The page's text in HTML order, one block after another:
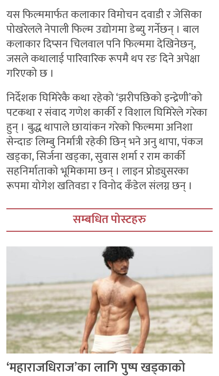
यस फिल्ममार्फत कलाकार विमोचन दवाडी र जेसिका
पोखरेलले नेपाली फिल्म उद्योगमा डेब्यु गर्नेछन् । बाल
कलाकार दिप्सन चिलवाल पनि फिल्ममा देखिनेछन्,
जसले कथालाई पारिवारिक रूपमै थप रङ दिने अपेक्षा
गरिएको छ ।
निर्देशक घिमिरेकै कथा रहेको ‘झरीपछिको इन्द्रेणी’को
पटकथा र संवाद गणेश कार्की र विशाल घिमिरेले गरेका
हुन् । बुद्ध थापाले छायांकन गरेको फिल्ममा अनिशा
सेन्दाङ लिम्बु निर्मात्री रहेकी छिन् भने अनु थापा, पंकज
खड्का, सिर्जना खड्का, सुवास शर्मा र राम कार्की
सहनिर्माताको भूमिकामा छन् । लाइन प्रोड्युसरका
रूपमा योगेश खतिवडा र विनोद कँडेल संलग्न छन् ।
सम्बधित पोस्टहरु
‘महाराजधिराज’का लागि पुष्प खड्काको